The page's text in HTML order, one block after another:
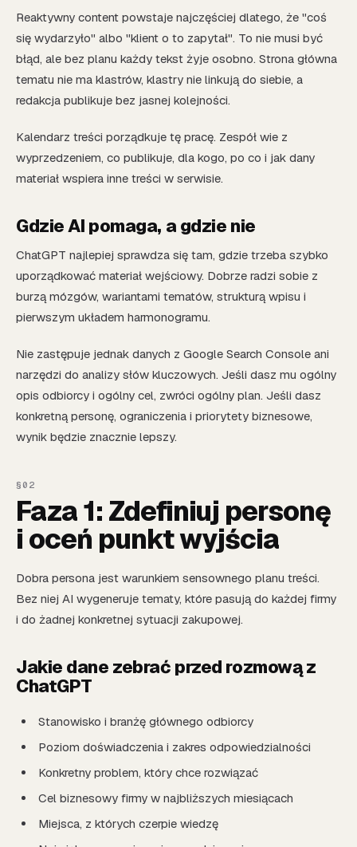
Reaktywny content powstaje najczęściej dlatego, że "coś
się wydarzyło" albo "klient o to zapytał". To nie musi być
błąd, ale bez planu każdy tekst żyje osobno. Strona główna
tematu nie ma klastrów, klastry nie linkują do siebie, a
redakcja publikuje bez jasnej kolejności.
Kalendarz treści porządkuje tę pracę. Zespół wie z
wyprzedzeniem, co publikuje, dla kogo, po co i jak dany
materiał wspiera inne treści w serwisie.
Gdzie AI pomaga, a gdzie nie
ChatGPT najlepiej sprawdza się tam, gdzie trzeba szybko
uporządkować materiał wejściowy. Dobrze radzi sobie z
burzą mózgów, wariantami tematów, strukturą wpisu i
pierwszym układem harmonogramu.
Nie zastępuje jednak danych z Google Search Console ani
narzędzi do analizy słów kluczowych. Jeśli dasz mu ogólny
opis odbiorcy i ogólny cel, zwróci ogólny plan. Jeśli dasz
konkretną personę, ograniczenia i priorytety biznesowe,
wynik będzie znacznie lepszy.
Faza 1: Zdefiniuj personę
i oceń punkt wyjścia
Dobra persona jest warunkiem sensownego planu treści.
Bez niej AI wygeneruje tematy, które pasują do każdej firmy
i do żadnej konkretnej sytuacji zakupowej.
Jakie dane zebrać przed rozmową z
ChatGPT
Stanowisko i branżę głównego odbiorcy
Poziom doświadczenia i zakres odpowiedzialności
Konkretny problem, który chce rozwiązać
Cel biznesowy firmy w najbliższych miesiącach
Miejsca, z których czerpie wiedzę